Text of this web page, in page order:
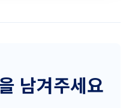
남겨주세요